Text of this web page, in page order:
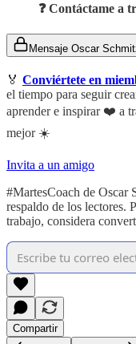
❓ Contáctame a
Mensaje Oscar
🏅 Conviértete en
el tiempo para seguir
aprender e inspirar ❤️ a
mejor ☀️
Invita a un amigo
#MartesCoach de Oscar
respaldo de los lectores.
trabajo, considera
Compartir